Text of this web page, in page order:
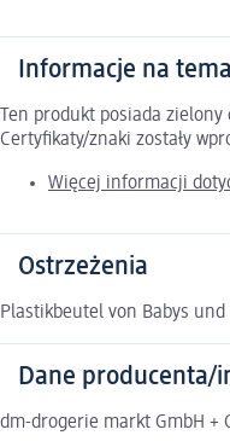
Informacje na
Ten produkt posiada
Certyfikaty/znaki zostały
Więcej informacji
Ostrzeżenia
Plastikbeutel von Babys
Dane producenta/
dm-drogerie markt GmbH +